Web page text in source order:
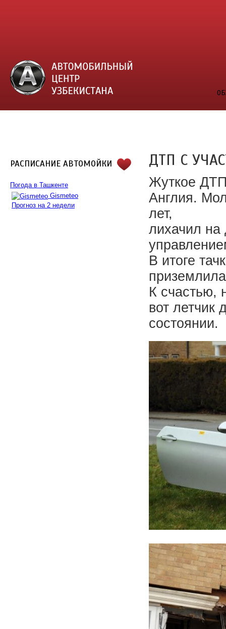
РАСПИСАНИЕ АВТОМОЙКИ
Погода в Ташкенте
Gismeteo
Прогноз на 2 недели
ДТП С
Жуткое
Англия.
лет,
лихачил на
В итоге
К счастью,
вот летчик
состоянии.